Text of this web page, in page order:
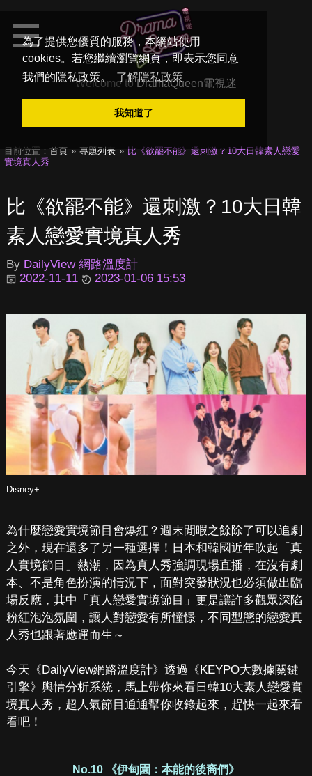
為了提供您優質的服務，本網站使用
cookies。若您繼續瀏覽網頁，即表示您同意
我們的隱私政策。
了解隱私政策
我知道了
Welcome toDramaQueen電視迷
目前位置： 首頁 專題列表
比《欲罷不能》還刺激？10大日韓素人戀愛
實境真人秀
比《欲罷不能》還刺激？10大日韓
素人戀愛實境真人秀
By DailyView 網路溫度計
2022-11-11
2023-01-06 15:53
Disney+
為什麼戀愛實境節目會爆紅？週末閒暇之餘除了可以追劇
之外，現在還多了另一種選擇！日本和韓國近年吹起「真
人實境節目」熱潮，因為真人秀強調現場直播，在沒有劇
本、不是角色扮演的情況下，面對突發狀況也必須做出臨
場反應，其中「真人戀愛實境節目」更是讓許多觀眾深陷
粉紅泡泡氛圍，讓人對戀愛有所憧憬，不同型態的戀愛真
人秀也跟著應運而生～
今天《DailyView網路溫度計》透過《KEYPO大數據關鍵
引擎》輿情分析系統，馬上帶你來看日韓10大素人戀愛實
境真人秀，超人氣節目通通幫你收錄起來，趕快一起來看
看吧！
No.10 《伊甸園：本能的後裔們》